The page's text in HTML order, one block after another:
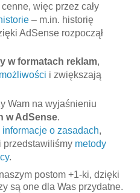
więc przez cały
– m.in. historię
AdSense rozpoczął
w formatach reklam,
i zwiększają
Wam na wyjaśnieniu
w AdSense.
informacje o zasadach,
metody
.
postom +1-ki, dzięki
są one dla Was przydatne.